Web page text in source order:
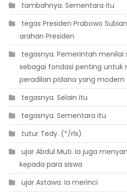
 tambahnya. Sementara itu
 tegas Presiden Prabowo
arahan Presiden
 tegasnya. Pemerintah menilai
sebagai fondasi penting untuk
peradilan pidana yang modern
 tegasnya. Selain itu
 tegasnya. Sementara itu
 tutur Tedy. (*/rls)
 ujar Abdul Muti. Ia juga
kepada para siswa
 ujar Astawa. Ia merinci